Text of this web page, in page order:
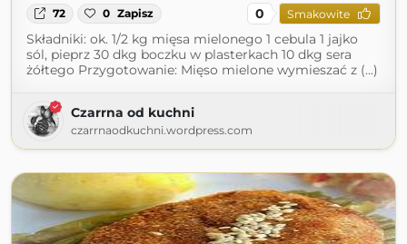
72 0 Zapisz 0 Smakowite
Składniki: ok. 1/2 kg mięsa mielonego 1 cebula 1 jajko
sól, pieprz 30 dkg boczku w plasterkach 10 dkg sera
żółtego Przygotowanie: Mięso mielone wymieszać z (...)
Czarrna od kuchni
czarrnaodkuchni.wordpress.com